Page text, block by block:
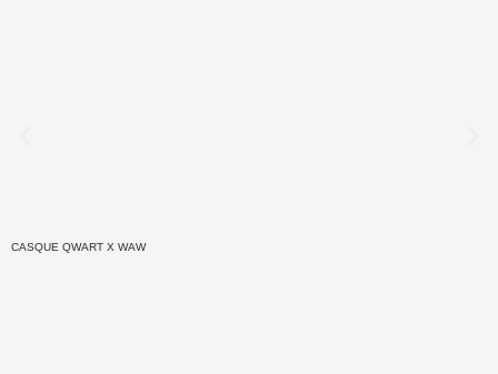
CASQUE QWART X WAW